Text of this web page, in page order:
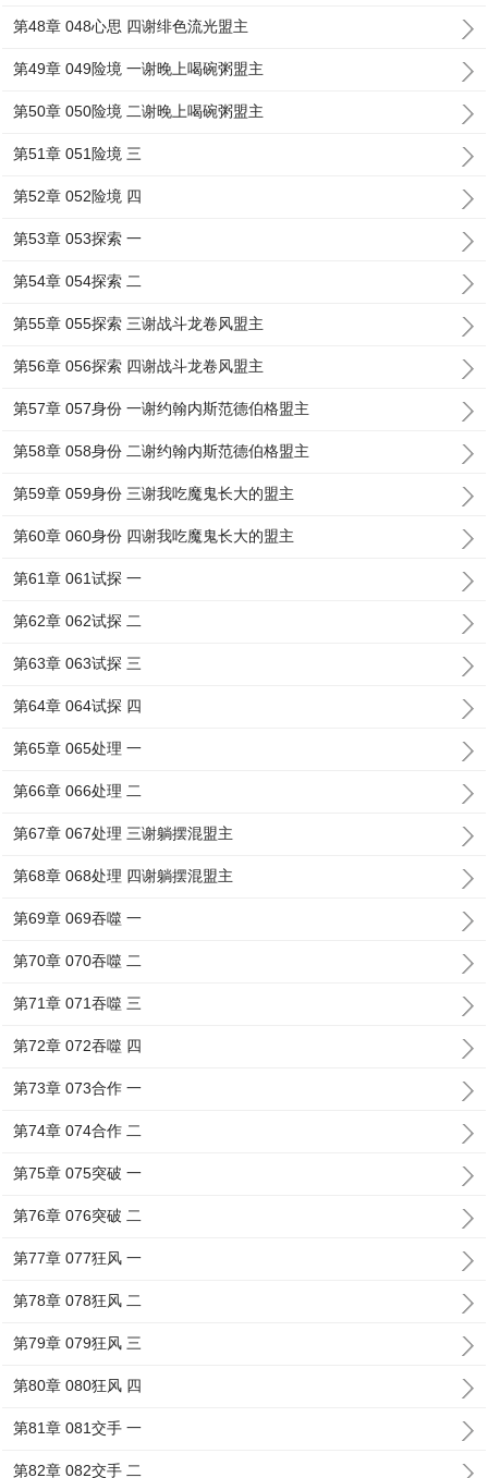
第48章 048心思 四谢绯色流光盟主
第49章 049险境 一谢晚上喝碗粥盟主
第50章 050险境 二谢晚上喝碗粥盟主
第51章 051险境 三
第52章 052险境 四
第53章 053探索 一
第54章 054探索 二
第55章 055探索 三谢战斗龙卷风盟主
第56章 056探索 四谢战斗龙卷风盟主
第57章 057身份 一谢约翰内斯范德伯格盟主
第58章 058身份 二谢约翰内斯范德伯格盟主
第59章 059身份 三谢我吃魔鬼长大的盟主
第60章 060身份 四谢我吃魔鬼长大的盟主
第61章 061试探 一
第62章 062试探 二
第63章 063试探 三
第64章 064试探 四
第65章 065处理 一
第66章 066处理 二
第67章 067处理 三谢躺摆混盟主
第68章 068处理 四谢躺摆混盟主
第69章 069吞噬 一
第70章 070吞噬 二
第71章 071吞噬 三
第72章 072吞噬 四
第73章 073合作 一
第74章 074合作 二
第75章 075突破 一
第76章 076突破 二
第77章 077狂风 一
第78章 078狂风 二
第79章 079狂风 三
第80章 080狂风 四
第81章 081交手 一
第82章 082交手 二